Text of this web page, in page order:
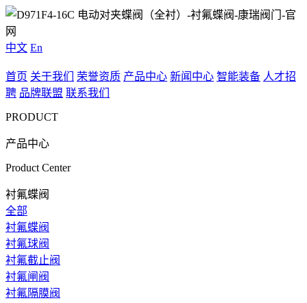
中文 En
首页 关于我们 荣誉资质 产品中心 新闻中心 智能装备 人才招
聘 品牌联盟 联系我们
PRODUCT
产品中心
Product Center
衬氟蝶阀
全部
衬氟蝶阀
衬氟球阀
衬氟截止阀
衬氟闸阀
衬氟隔膜阀